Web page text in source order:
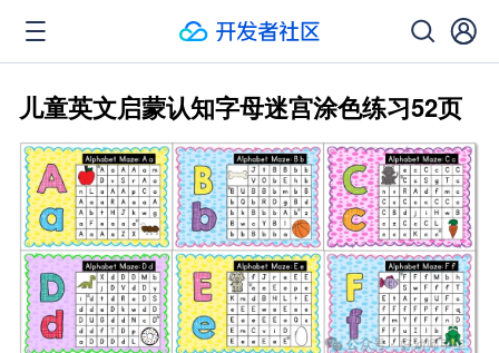
儿童英文启蒙认知字母迷宫涂色练习52页